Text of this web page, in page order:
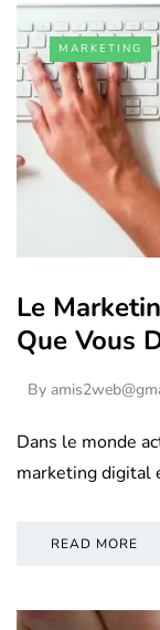
MARKETING
Le
Que Vous
By
Dans le monde
marketing digital
READ MORE